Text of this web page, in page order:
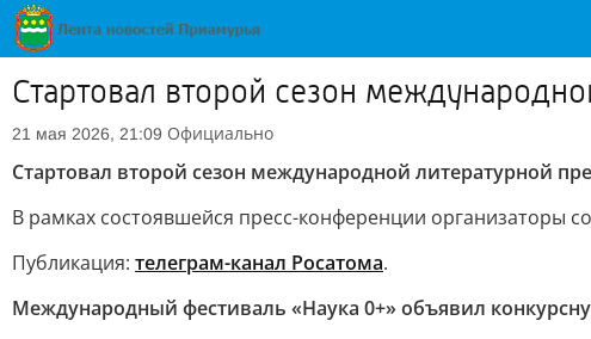
Стартовал второй сезон
21 мая 2026, 21:09 Официально
Стартовал второй сезон международной литературной
В рамках состоявшейся пресс-конференции организаторы
Публикация: телеграм-канал Росатома.
Международный фестиваль «Наука 0+» объявил